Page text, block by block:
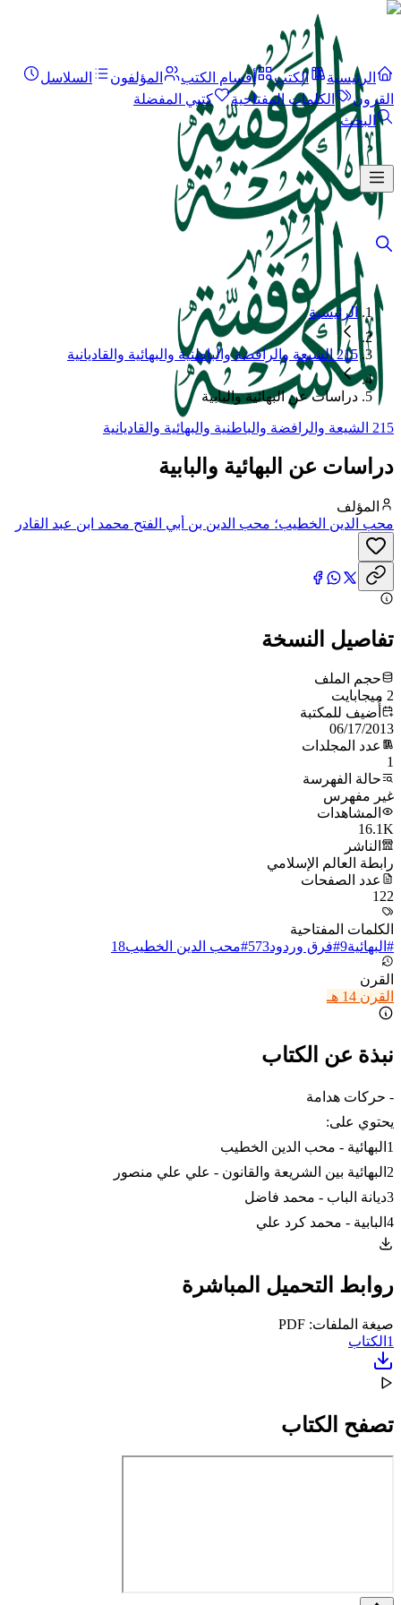
الرئيسية الكتب أقسام الكتب المؤلفون
السلاسل
القرون
الكلمات المفتاحية
كتبي المفضلة
البحث
الرئيسية
215 الشيعة والرافضة والباطنية والبهائية والقاديانية
دراسات عن البهائية والبابية
215 الشيعة والرافضة والباطنية والبهائية والقاديانية
دراسات عن البهائية والبابية
المؤلف
محب الدين الخطيب؛ محب الدين بن أبي الفتح محمد ابن عبد القادر
بن صالح الخطيب، يتصل نسبه بعبد القادر الجيلاني الحسني
تفاصيل النسخة
حجم الملف
2 ميجابايت
أُضيف للمكتبة
06/17/2013
عدد المجلدات
1
حالة الفهرسة
غير مفهرس
المشاهدات
16.1K
الناشر
رابطة العالم الإسلامي
عدد الصفحات
122
الكلمات المفتاحية
# البهائية9
#فرق وردود573
#محب الدين الخطيب18
القرن
القرن 14 هـ
نبذة عن الكتاب
- حركات هدامة
يحتوي على:
1البهائية - محب الدين الخطيب
2البهائية بين الشريعة والقانون - علي علي منصور
3ديانة الباب - محمد فاضل
4البابية - محمد كرد علي
روابط التحميل المباشرة
صيغة الملفات: PDF
1 الكتاب
تصفح الكتاب